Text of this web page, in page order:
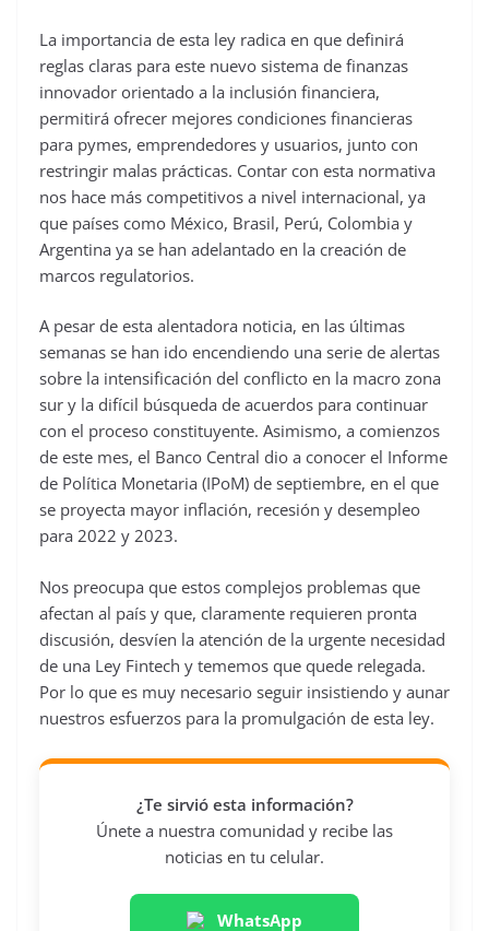
La importancia de esta ley radica en que definirá
reglas claras para este nuevo sistema de finanzas
innovador orientado a la inclusión financiera,
permitirá ofrecer mejores condiciones financieras
para pymes, emprendedores y usuarios, junto con
restringir malas prácticas. Contar con esta normativa
nos hace más competitivos a nivel internacional, ya
que países como México, Brasil, Perú, Colombia y
Argentina ya se han adelantado en la creación de
marcos regulatorios.
A pesar de esta alentadora noticia, en las últimas
semanas se han ido encendiendo una serie de alertas
sobre la intensificación del conflicto en la macro zona
sur y la difícil búsqueda de acuerdos para continuar
con el proceso constituyente. Asimismo, a comienzos
de este mes, el Banco Central dio a conocer el Informe
de Política Monetaria (IPoM) de septiembre, en el que
se proyecta mayor inflación, recesión y desempleo
para 2022 y 2023.
Nos preocupa que estos complejos problemas que
afectan al país y que, claramente requieren pronta
discusión, desvíen la atención de la urgente necesidad
de una Ley Fintech y tememos que quede relegada.
Por lo que es muy necesario seguir insistiendo y aunar
nuestros esfuerzos para la promulgación de esta ley.
¿Te sirvió esta información?
Únete a nuestra comunidad y recibe las
noticias en tu celular.
WhatsApp